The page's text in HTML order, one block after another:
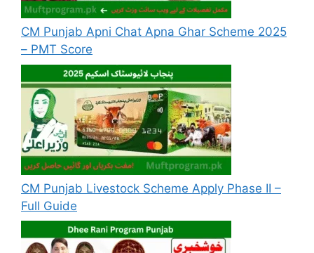
CM Punjab Apni Chat Apna Ghar Scheme 2025
– PMT Score
CM Punjab Livestock Scheme Apply Phase II –
Full Guide